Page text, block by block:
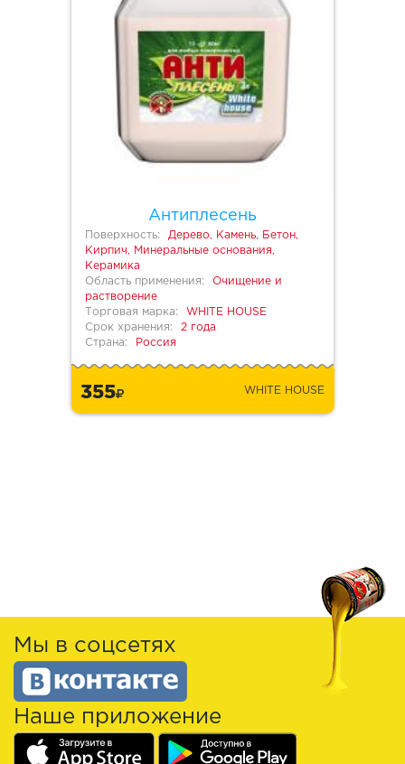
Антиплесень
Поверхность:
Дерево, Камень, Бетон,
Кирпич, Минеральные основания,
Керамика
Область применения:
Очищение и
растворение
Торговая марка:
WHITE HOUSE
Срок хранения:
2 года
Страна:
Россия
355 WHITE HOUSE
Мы в соцсетях
Наше приложение